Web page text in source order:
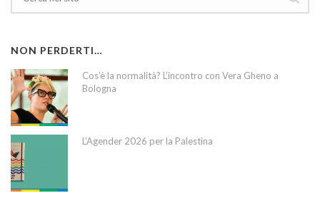
NON PERDERTI…
Cos’è la normalità? L’incontro con Vera Gheno a
Bologna
L’Agender 2026 per la Palestina